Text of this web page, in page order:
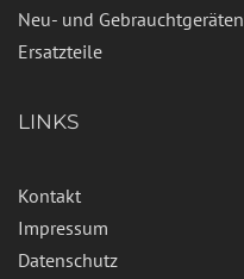
Neu- und Gebrauchtgeräten
Ersatzteile
LINKS
Kontakt
Impressum
Datenschutz